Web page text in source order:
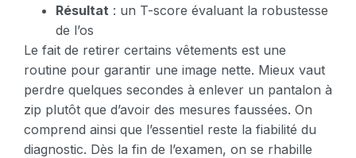
Résultat : un T-score évaluant la robustesse
de l’os
Le fait de retirer certains vêtements est une
routine pour garantir une image nette. Mieux vaut
perdre quelques secondes à enlever un pantalon à
zip plutôt que d’avoir des mesures faussées. On
comprend ainsi que l’essentiel reste la fiabilité du
diagnostic. Dès la fin de l’examen, on se rhabille